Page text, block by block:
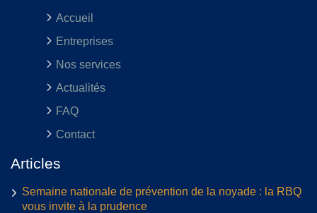
Accueil
Entreprises
Nos services
Actualités
FAQ
Contact
Articles
Semaine nationale de prévention de la noyade : la RBQ
vous invite à la prudence